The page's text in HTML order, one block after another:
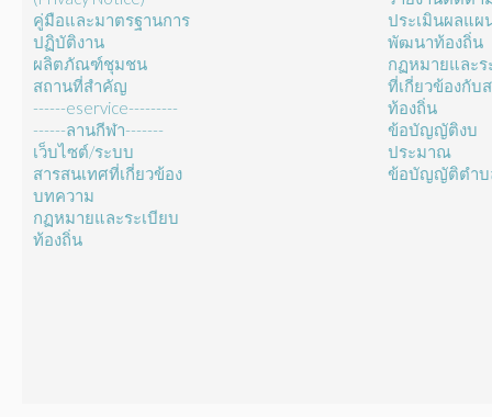
คู่มือและมาตรฐานการ
ปฏิบัติงาน
ผลิตภัณฑ์ชุมชน
สถานที่สำคัญ
------eservice---------
------ลานกีฬา-------
เว็บไซต์/ระบบ
สารสนเทศที่เกี่ยวข้อง
บทความ
กฏหมายและระเบียบ
ท้องถิ่น
ประเมินผลแผ
พัฒนาท้องถิ่น
กฏหมายและร
ที่เกี่ยวข้องกับ
ท้องถิ่น
ข้อบัญญัติงบ
ประมาณ
ข้อบัญญัติตำบ